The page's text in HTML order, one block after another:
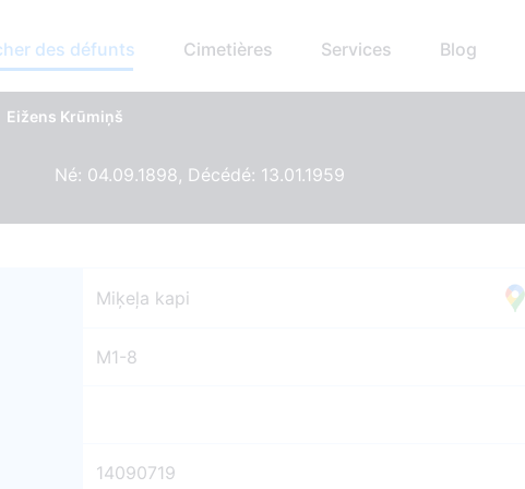
des défunts Cimetières Services Blog
Eižens Krūmiņš
Né: 04.09.1898, Décédé: 13.01.1959
Miķeļa kapi
M1-8
14090719